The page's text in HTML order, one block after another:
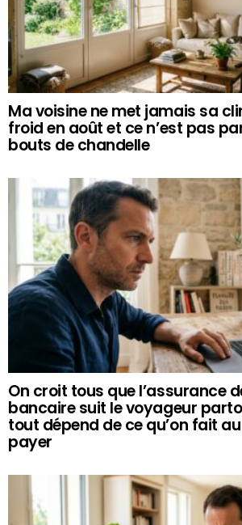
Ma voisine ne met jamais sa
froid en août et ce n’est pas
bouts de chandelle
On croit tous que l’assurance
bancaire suit le voyageur
tout dépend de ce qu’on fait
payer